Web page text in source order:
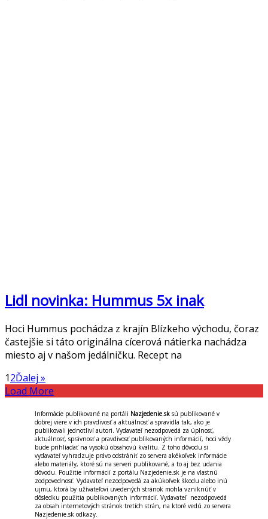
Lidl novinka: Hummus 5x inak
Hoci Hummus pochádza z krajín Blízkeho východu, čoraz
častejšie si táto originálna cícerová nátierka nachádza
miesto aj v našom jedálničku. Recept na
12Ďalej »
Load More
Informácie publikované na portáli Nazjedenie.sk sú publikované v
dobrej viere v ich pravdivosť a aktuálnosť a spravidla tak, ako je
publikovali jednotliví autori. Vydavateľ nezodpovedá za úplnosť,
aktuálnosť, správnosť a pravdivosť publikovaných informácií, hoci vždy
bude prihliadať na vysokú obsahovú kvalitu. Z toho dôvodu si
vydavateľ vyhradzuje právo odstrániť zo servera akékoľvek informácie
alebo materiály, ktoré sú na serveri publikované, a to aj bez udania
dôvodu. Použitie informácií z portálu Nazjedenie.sk je na vlastnú
zodpovednosť. Vydavateľ nezodpovedá za akúkoľvek škodu alebo inú
ujmu, ktorá by užívateľovi uvedených stránok mohla vzniknúť v
dôsledku použitia publikovaných informácií. Vydavateľ nezodpovedá
za obsah internetových stránok tretích strán, na ktoré vedú zo servera
Nazjedenie.sk odkazy.